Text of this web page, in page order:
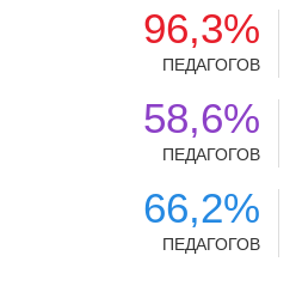
96,3%
ПЕДАГОГОВ
58,6%
ПЕДАГОГОВ
66,2%
ПЕДАГОГОВ